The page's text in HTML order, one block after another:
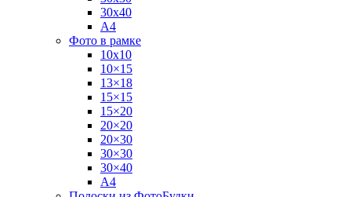
30х40
А4
Фото в рамке
10х10
10×15
13×18
15×15
15×20
20×20
20×30
30×30
30×40
A4